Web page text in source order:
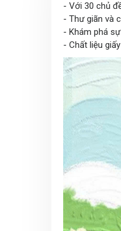
- Với 30 chủ
- Thư giãn và
- Khám phá
- Chất liệu